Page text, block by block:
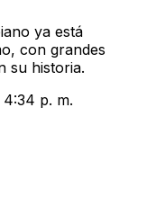
ya está
con grandes
su historia.
4:34 p. m.